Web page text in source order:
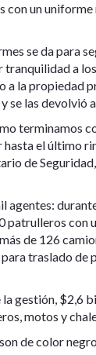
con un
se da para
a
la propiedad
se las devolvió
terminamos
el último
de
agentes:
patrulleros con
de 126
traslado de
gestión, $2,6
motos y
de color